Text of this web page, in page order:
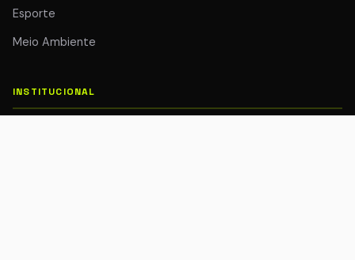
Esporte
Meio Ambiente
INSTITUCIONAL